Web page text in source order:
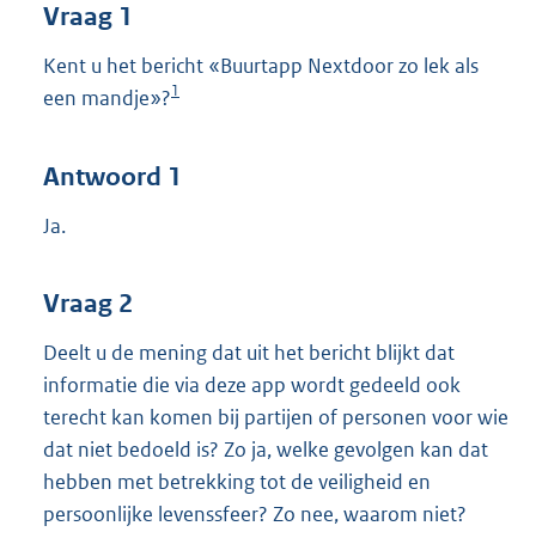
Vraag 1
Kent u het bericht «Buurtapp Nextdoor zo lek als
een mandje»?1
Antwoord 1
Ja.
Vraag 2
Deelt u de mening dat uit het bericht blijkt dat
informatie die via deze app wordt gedeeld ook
terecht kan komen bij partijen of personen voor wie
dat niet bedoeld is? Zo ja, welke gevolgen kan dat
hebben met betrekking tot de veiligheid en
persoonlijke levenssfeer? Zo nee, waarom niet?